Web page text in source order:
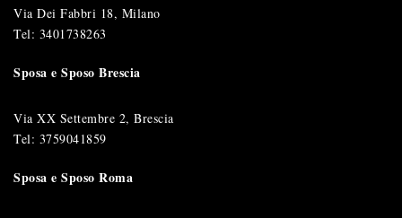
Via Dei Fabbri 18, Milano
Tel: 3401738263
Sposa e Sposo Brescia
Via XX Settembre 2, Brescia
Tel: 3759041859
Sposa e Sposo Roma